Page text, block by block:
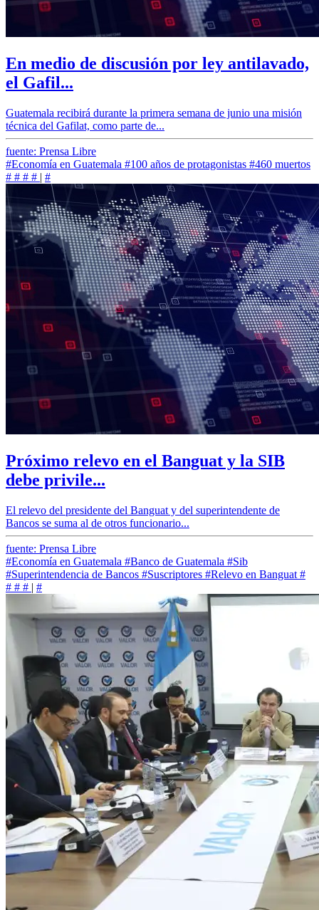
En medio de discusión por ley antilavado,
el Gafil...
Guatemala recibirá durante la primera semana de junio una misión
técnica del Gafilat, como parte de...
fuente: Prensa Libre
#Economía en Guatemala #100 años de protagonistas #460 muertos
# # # # | #
Próximo relevo en el Banguat y la SIB
debe privile...
El relevo del presidente del Banguat y del superintendente de
Bancos se suma al de otros funcionario...
fuente: Prensa Libre
#Economía en Guatemala #Banco de Guatemala #Sib
#Superintendencia de Bancos #Suscriptores #Relevo en Banguat #
# # # | #